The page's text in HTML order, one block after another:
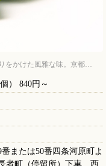
をかけた風雅な味。京都…
） 840円～
または50番四条河原町よ
者町（停留所）下車 西